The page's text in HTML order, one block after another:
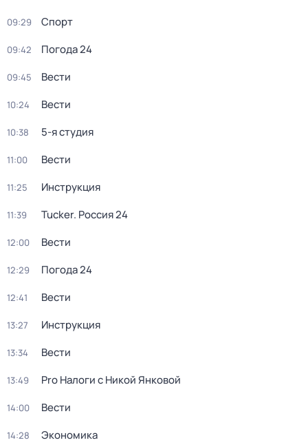
09:29 Спорт
09:42 Погода 24
09:45 Вести
10:24 Вести
10:38 5-я студия
11:00 Вести
11:25 Инструкция
11:39 Tucker. Россия 24
12:00 Вести
12:29 Погода 24
12:41 Вести
13:27 Инструкция
13:34 Вести
13:49 Pro Налоги с Никой Янковой
14:00 Вести
14:28 Экономика